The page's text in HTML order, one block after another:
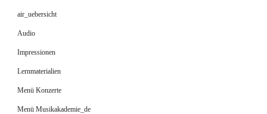
air_uebersicht
Audio
Impressionen
Lernmaterialien
Menü Konzerte
Menü Musikakademie_de